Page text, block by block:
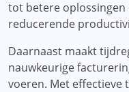
tot betere
reducerende
Daarnaast maakt
nauwkeurige
voeren. Met effectieve